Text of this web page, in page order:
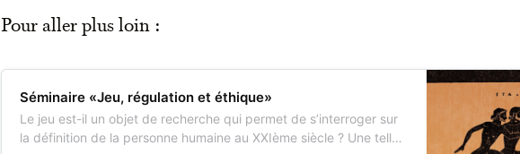
Pour aller plus loin :
Séminaire «Jeu, régulation et éthique»
Le jeu est-il un objet de recherche qui permet de s’interroger sur
la définition de la personne humaine au XXIème siècle ? Une telle